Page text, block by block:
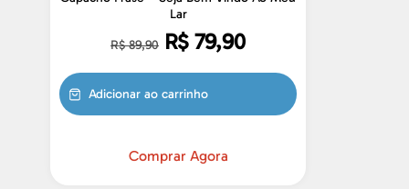
Lar
R$89,90 R$ 79,90
Adicionar ao carrinho
Comprar Agora